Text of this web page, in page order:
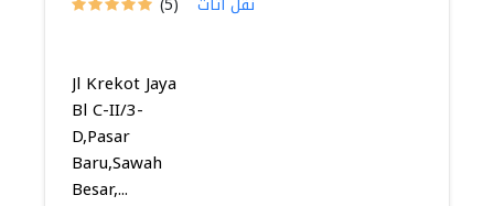
Jl Krekot Jaya
Bl C-II/3-
D,Pasar
Baru,Sawah
Besar,...